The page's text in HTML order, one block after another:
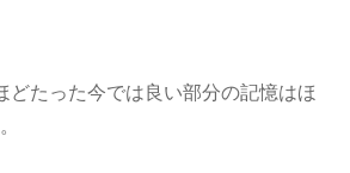
どたった今では良い部分の記憶はほ